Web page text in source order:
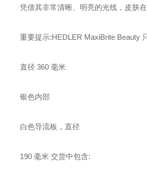
凭借其非常清晰、明亮的光线，皮肤
重要提示:HEDLER MaxiBrite Beauty
直径 360 毫米
银色内部
白色导流板，直径
190 毫米 交货中包含: